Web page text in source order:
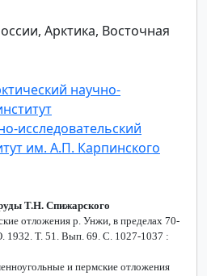
Арктика, Восточная
научно-
исследовательский
им. А.П. Карпинского
Т.Н. Спижарского
отложения р. Унжи, в пределах 70-
1932. Т. 51. Вып. 69. С. 1027-1037 :
и пермские отложения